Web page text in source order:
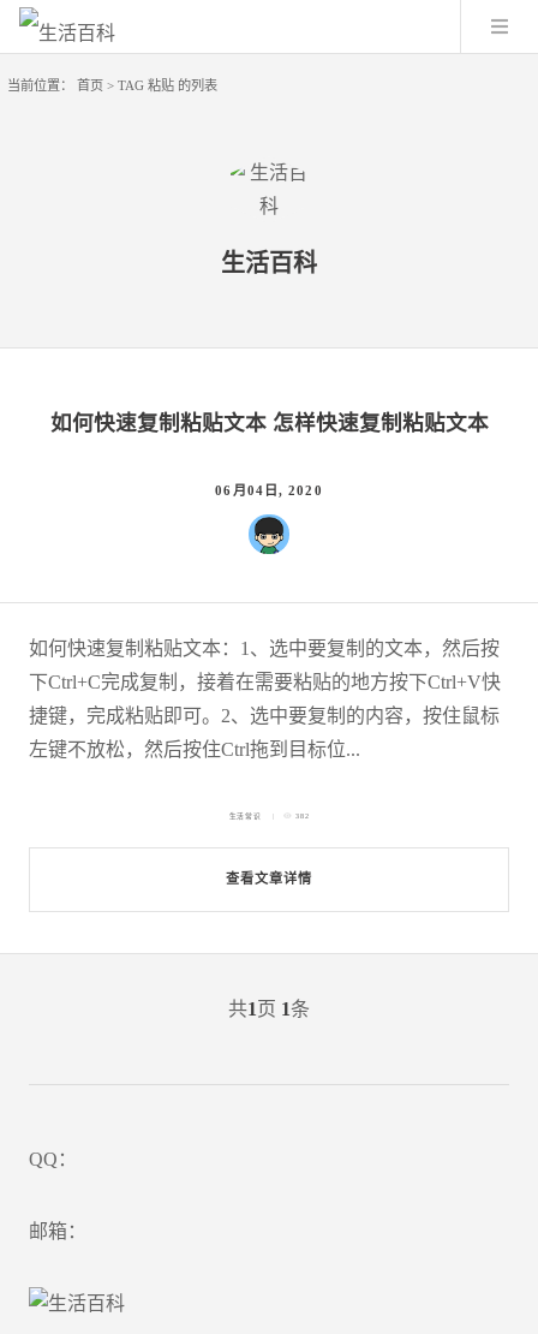
当前位置： 首页> TAG 粘贴 的列表
生活百科
如何快速复制粘贴文本 怎样快速复制粘贴文本
06月04日, 2020
如何快速复制粘贴文本：1、选中要复制的文本，然后按
下Ctrl+C完成复制，接着在需要粘贴的地方按下Ctrl+V快
捷键，完成粘贴即可。2、选中要复制的内容，按住鼠标
左键不放松，然后按住Ctrl拖到目标位...
查看文章详情
生活常识 382
共1 页 1条
QQ：
邮箱：